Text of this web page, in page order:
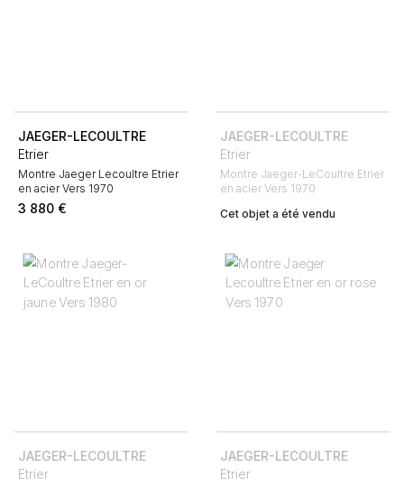
JAEGER-LECOULTRE
Etrier
Montre Jaeger Lecoultre Etrier
en acier Vers 1970
3 880 €
JAEGER-LECOULTRE
Etrier
Montre Jaeger-LeCoultre Etrier
en acier Vers 1970
Cet objet a été vendu
JAEGER-LECOULTRE
Etrier
JAEGER-LECOULTRE
Etrier